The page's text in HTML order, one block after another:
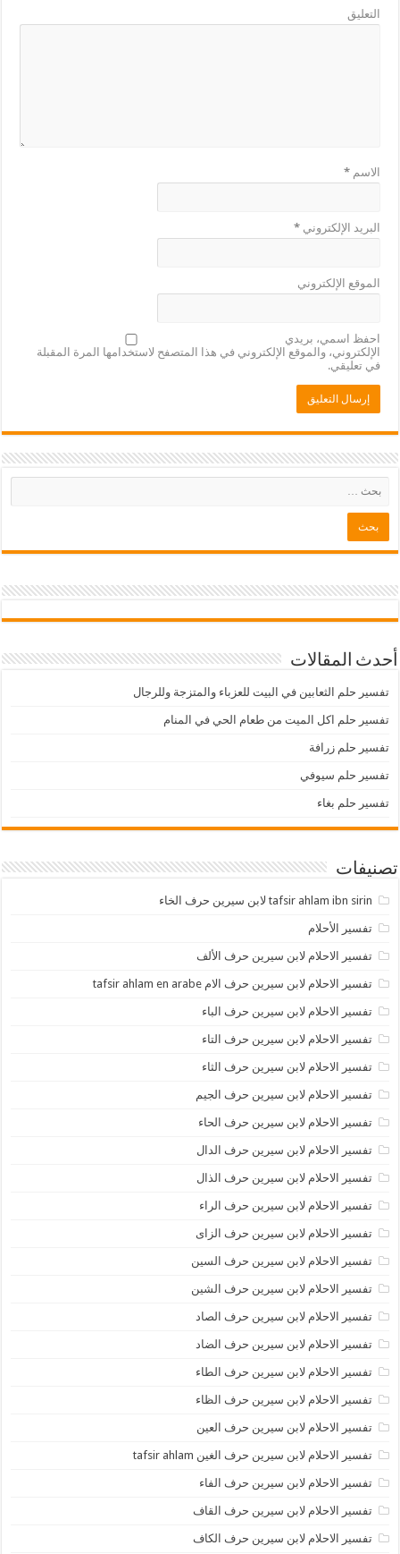
التعليق
الاسم*
البريد الإلكتروني*
الموقع الإلكتروني
احفظ اسمي، بريدي
الإلكتروني، والموقع الإلكتروني في هذا المتصفح لاستخدامها المرة المقبلة
في تعليقي.
أحدث المقالات
تفسير حلم الثعابين في البيت للعزباء والمتزجة وللرجال
تفسير حلم اكل الميت من طعام الحي في المنام
تفسير حلم زرافة
تفسير حلم سيوفي
تفسير حلم بغاء
تصنيفات
tafsir ahlam ibn sirin لابن سيرين حرف الخاء
تفسير الأحلام
تفسير الاحلام لابن سيرين حرف الألف
تفسير الاحلام لابن سيرين حرف الام tafsir ahlam en arabe
تفسير الاحلام لابن سيرين حرف الباء
تفسير الاحلام لابن سيرين حرف التاء
تفسير الاحلام لابن سيرين حرف الثاء
تفسير الاحلام لابن سيرين حرف الجيم
تفسير الاحلام لابن سيرين حرف الحاء
تفسير الاحلام لابن سيرين حرف الدال
تفسير الاحلام لابن سيرين حرف الذال
تفسير الاحلام لابن سيرين حرف الراء
تفسير الاحلام لابن سيرين حرف الزاى
تفسير الاحلام لابن سيرين حرف السين
تفسير الاحلام لابن سيرين حرف الشين
تفسير الاحلام لابن سيرين حرف الصاد
تفسير الاحلام لابن سيرين حرف الضاد
تفسير الاحلام لابن سيرين حرف الطاء
تفسير الاحلام لابن سيرين حرف الظاء
تفسير الاحلام لابن سيرين حرف العين
تفسير الاحلام لابن سيرين حرف الغين tafsir ahlam
تفسير الاحلام لابن سيرين حرف الفاء
تفسير الاحلام لابن سيرين حرف القاف
تفسير الاحلام لابن سيرين حرف الكاف